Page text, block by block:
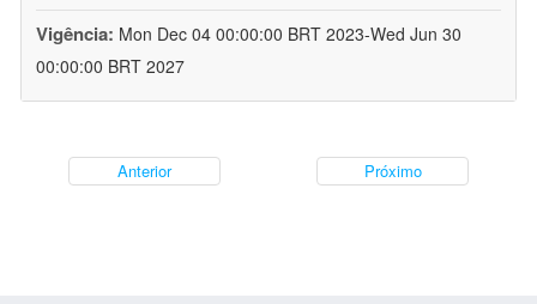
Vigência: Mon Dec 04 00:00:00 BRT 2023-Wed Jun 30
00:00:00 BRT 2027
Anterior Próximo